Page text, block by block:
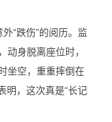
“跌伤”的阅历。监
动身脱离座位时，
坐空，重重摔倒在
明，这次真是“长记